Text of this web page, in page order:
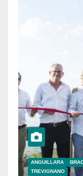
ANGUILLARA
TREVIGNANO